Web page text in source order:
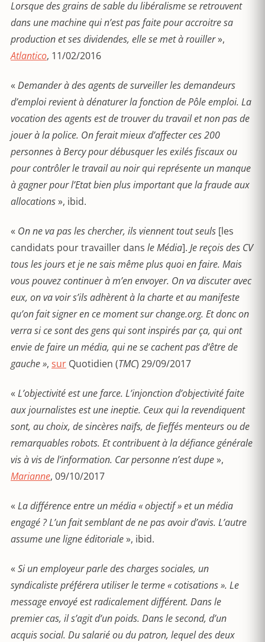
Lorsque des grains de sable du libéralisme se retrouvent
dans une machine qui n’est pas faite pour accroitre sa
production et ses dividendes, elle se met à rouiller»,
Atlantico, 11/02/2016
« Demander à des agents de surveiller les demandeurs
d’emploi revient à dénaturer la fonction de Pôle emploi. La
vocation des agents est de trouver du travail et non pas de
jouer à la police. On ferait mieux d’affecter ces 200
personnes à Bercy pour débusquer les exilés fiscaux ou
pour contrôler le travail au noir qui représente un manque
à gagner pour l’Etat bien plus important que la fraude aux
allocations», ibid.
« On ne va pas les chercher, ils viennent tout seuls [les
candidats pour travailler dans le Média]. Je reçois des CV
tous les jours et je ne sais même plus quoi en faire. Mais
vous pouvez continuer à m’en envoyer. On va discuter avec
eux, on va voir s’ils adhèrent à la charte et au manifeste
qu’on fait signer en ce moment sur change.org. Et donc on
verra si ce sont des gens qui sont inspirés par ça, qui ont
envie de faire un média, qui ne se cachent pas d’être de
gauche », sur Quotidien (TMC) 29/09/2017
« L’objectivité est une farce. L’injonction d’objectivité faite
aux journalistes est une ineptie. Ceux qui la revendiquent
sont, au choix, de sincères naïfs, de fieffés menteurs ou de
remarquables robots. Et contribuent à la défiance générale
vis à vis de l’information. Car personne n’est dupe»,
Marianne, 09/10/2017
« La différence entre un média « objectif » et un média
engagé ? L’un fait semblant de ne pas avoir d’avis. L’autre
assume une ligne éditoriale», ibid.
« Si un employeur parle des charges sociales, un
syndicaliste préférera utiliser le terme « cotisations ». Le
message envoyé est radicalement différent. Dans le
premier cas, il s’agit d’un poids. Dans le second, d’un
acquis social. Du salarié ou du patron, lequel des deux